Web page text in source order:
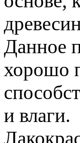
Данное
хорошо
и влаги.